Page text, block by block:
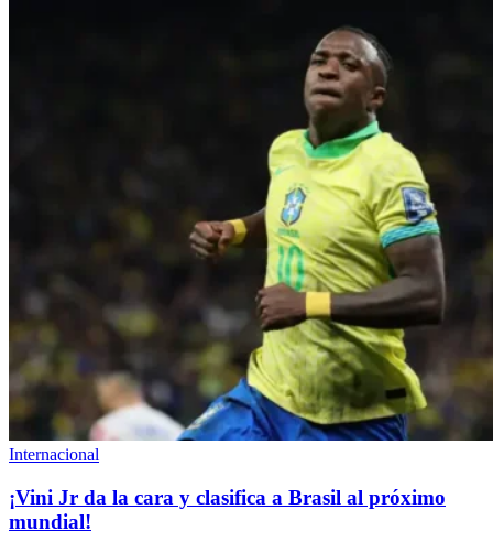
Internacional
¡Vini Jr da la cara y clasifica a Brasil al próximo
mundial!